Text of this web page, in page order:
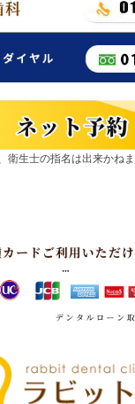
衛生士の指名は出来かねま